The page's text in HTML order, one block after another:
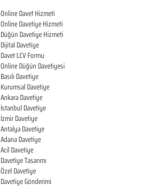
Online Davet Hizmeti
Online Davetiye Hizmeti
Düğün Davetiye Hizmeti
Dijital Davetiye
Davet LCV Formu
Online Düğün Davetiyesi
Basılı Davetiye
Kurumsal Davetiye
Ankara Davetiye
İstanbul Davetiye
İzmir Davetiye
Antalya Davetiye
Adana Davetiye
Acil Davetiye
Davetiye Tasarımı
Özel Davetiye
Davetiye Gönderimi